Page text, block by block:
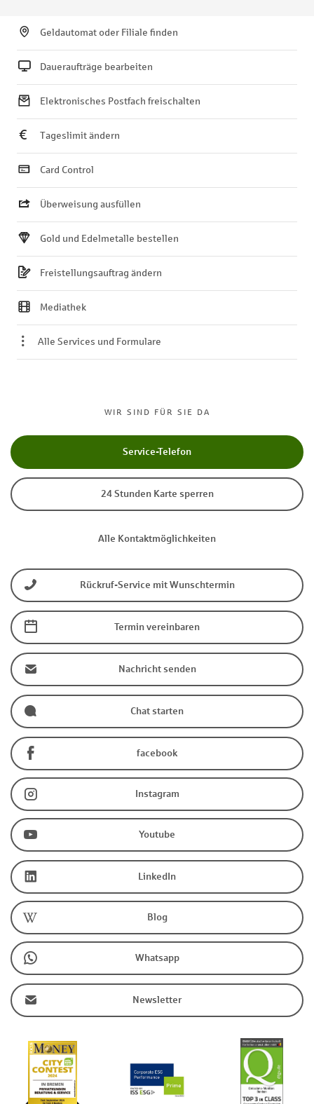
WIR SIND FÜR SIE DA
Service-Telefon
24 Stunden Karte sperren
Alle Kontaktmöglichkeiten
Rückruf-Service mit Wunschtermin
Termin vereinbaren
Nachricht senden
Chat starten
facebook
Instagram
Youtube
LinkedIn
Blog
Whatsapp
Newsletter
Geldautomat oder Filiale finden
Daueraufträge bearbeiten
Elektronisches Postfach freischalten
Tageslimit ändern
Card Control
Überweisung ausfüllen
Gold und Edelmetalle bestellen
Freistellungsauftrag ändern
Mediathek
Alle Services und Formulare